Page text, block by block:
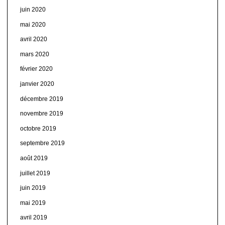
juin 2020
mai 2020
avril 2020
mars 2020
février 2020
janvier 2020
décembre 2019
novembre 2019
octobre 2019
septembre 2019
août 2019
juillet 2019
juin 2019
mai 2019
avril 2019